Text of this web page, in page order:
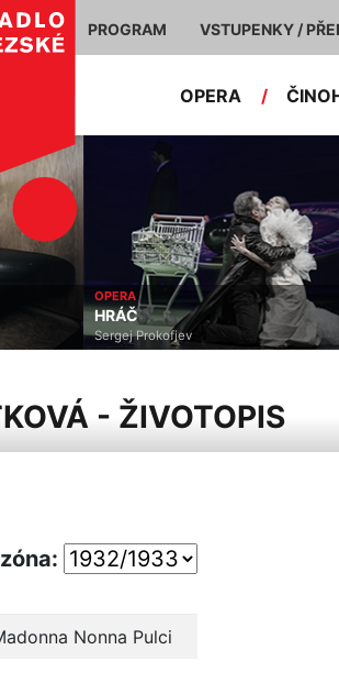
PROGRAM VSTUPENKY /
OPERA /
OPERA
HRÁČ
Sergej Prokofjev
- ŽIVOTOPIS
Nonna Pulci